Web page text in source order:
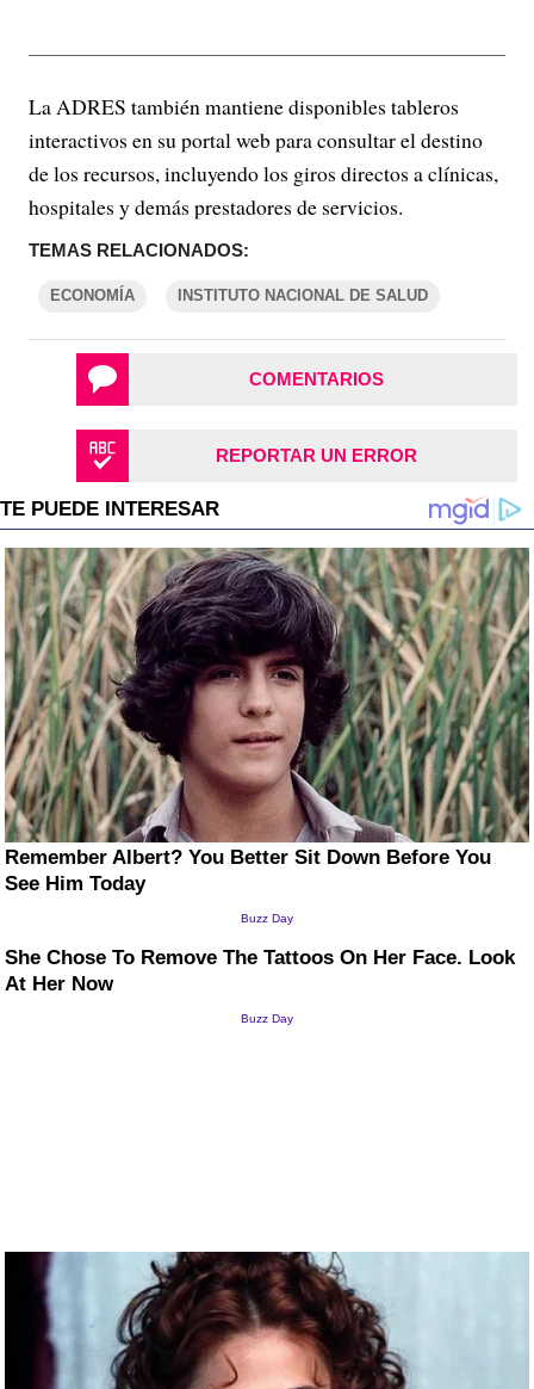
La ADRES también mantiene disponibles tableros
interactivos en su portal web para consultar el destino
de los recursos, incluyendo los giros directos a clínicas,
hospitales y demás prestadores de servicios.
TEMAS RELACIONADOS:
ECONOMÍA INSTITUTO NACIONAL DE SALUD
COMENTARIOS
REPORTAR UN ERROR